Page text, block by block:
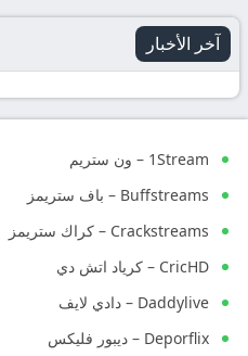
اليوم
بث
مباشر
جوال
kora
live
آخر الأخبار
1Stream – ون ستريم
Buffstreams – باف ستريمز
Crackstreams – كراك ستريمز
CricHD – كرياد اتش دي
Daddylive – دادي لايف
Deporflix – ديبور فليكس